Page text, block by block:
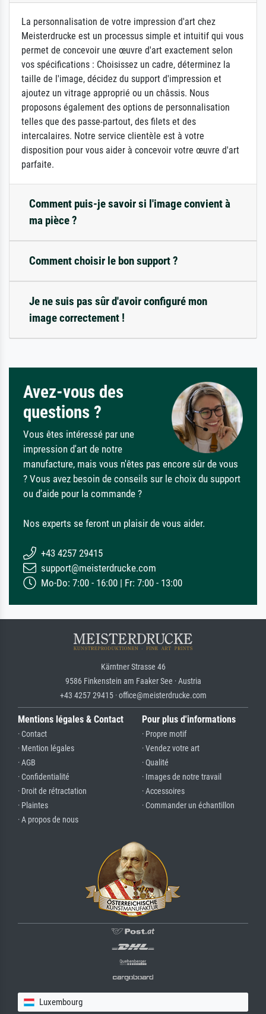
La personnalisation de votre impression d'art chez
Meisterdrucke est un processus simple et intuitif qui vous
permet de concevoir une œuvre d'art exactement selon
vos spécifications : Choisissez un cadre, déterminez la
taille de l'image, décidez du support d'impression et
ajoutez un vitrage approprié ou un châssis. Nous
proposons également des options de personnalisation
telles que des passe-partout, des filets et des
intercalaires. Notre service clientèle est à votre
disposition pour vous aider à concevoir votre œuvre d'art
parfaite.
Comment puis-je savoir si l'image convient à
ma pièce ?
Comment choisir le bon support ?
Je ne suis pas sûr d'avoir configuré mon
image correctement !
Avez-vous des
questions ?
Vous êtes intéressé par une
impression d'art de notre
manufacture, mais vous n'êtes pas encore sûr de vous
? Vous avez besoin de conseils sur le choix du support
ou d'aide pour la commande ?
Nos experts se feront un plaisir de vous aider.
+43 4257 29415
support@meisterdrucke.com
Mo-Do: 7:00 - 16:00 | Fr: 7:00 - 13:00
Kärntner Strasse 46
9586 Finkenstein am Faaker See · Austria
+43 4257 29415 · office@meisterdrucke.com
Mentions légales & Contact
· Contact
· Mention légales
· AGB
· Confidentialité
· Droit de rétractation
· Plaintes
· A propos de nous
Pour plus d'informations
· Propre motif
· Vendez votre art
· Qualité
· Images de notre travail
· Accessoires
· Commander un échantillon
Luxembourg